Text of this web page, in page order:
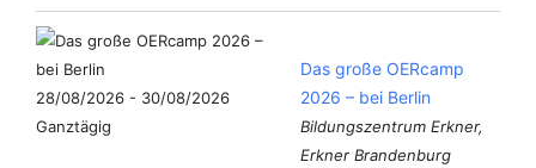
28/08/2026 - 30/08/2026
Ganztägig
Das große OERcamp
2026 – bei Berlin
Bildungszentrum Erkner,
Erkner Brandenburg